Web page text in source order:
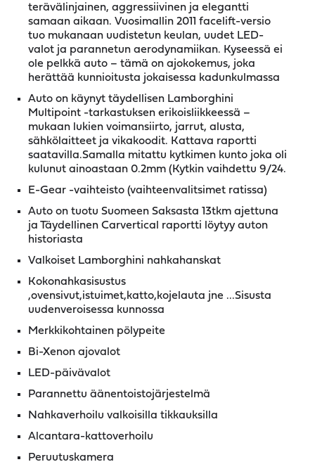
terävälinjainen, aggressiivinen ja elegantti
samaan aikaan. Vuosimallin 2011 facelift-versio
tuo mukanaan uudistetun keulan, uudet LED-
valot ja parannetun aerodynamiikan. Kyseessä ei
ole pelkkä auto – tämä on ajokokemus, joka
herättää kunnioitusta jokaisessa kadunkulmassa
Auto on käynyt täydellisen Lamborghini
Multipoint -tarkastuksen erikoisliikkeessä –
mukaan lukien voimansiirto, jarrut, alusta,
sähkölaitteet ja vikakoodit. Kattava raportti
saatavilla.Samalla mitattu kytkimen kunto joka oli
kulunut ainoastaan 0.2mm (Kytkin vaihdettu 9/24.
E-Gear -vaihteisto (vaihteenvalitsimet ratissa)
Auto on tuotu Suomeen Saksasta 13tkm ajettuna
ja Täydellinen Carvertical raportti löytyy auton
historiasta
Valkoiset Lamborghini nahkahanskat
Kokonahkasisustus
,ovensivut,istuimet,katto,kojelauta jne ...Sisusta
uudenveroisessa kunnossa
Merkkikohtainen pölypeite
Bi-Xenon ajovalot
LED-päivävalot
Parannettu äänentoistojärjestelmä
Nahkaverhoilu valkoisilla tikkauksilla
Alcantara-kattoverhoilu
Peruutuskamera